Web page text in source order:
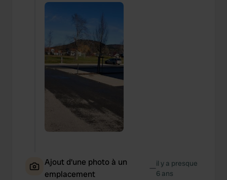
Ajout d'une photo à un
emplacement
—il y a presque
6 ans